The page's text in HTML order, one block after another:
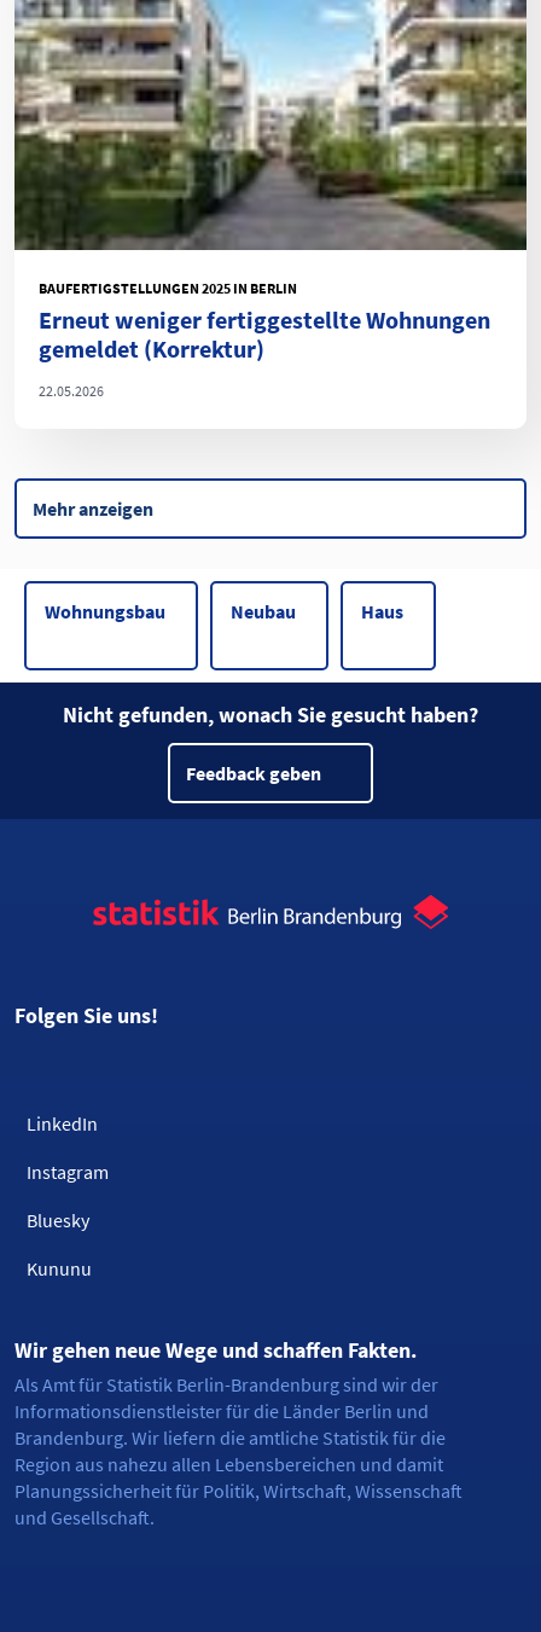
BAUFERTIGSTELLUNGEN 2025 IN BERLIN
Erneut weniger fertiggestellte Wohnungen
gemeldet (Korrektur)
22.05.2026
Mehr anzeigen
Wohnungsbau Neubau Haus
Nicht gefunden, wonach Sie gesucht haben?
Feedback geben
Folgen Sie uns!
LinkedIn
Instagram
Bluesky
Kununu
Wir gehen neue Wege und schaffen Fakten.
Als Amt für Statistik Berlin-Brandenburg sind wir der
Informationsdienstleister für die Länder Berlin und
Brandenburg. Wir liefern die amtliche Statistik für die
Region aus nahezu allen Lebensbereichen und damit
Planungssicherheit für Politik, Wirtschaft, Wissenschaft
und Gesellschaft.